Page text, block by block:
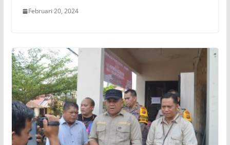
Februari 20, 2024